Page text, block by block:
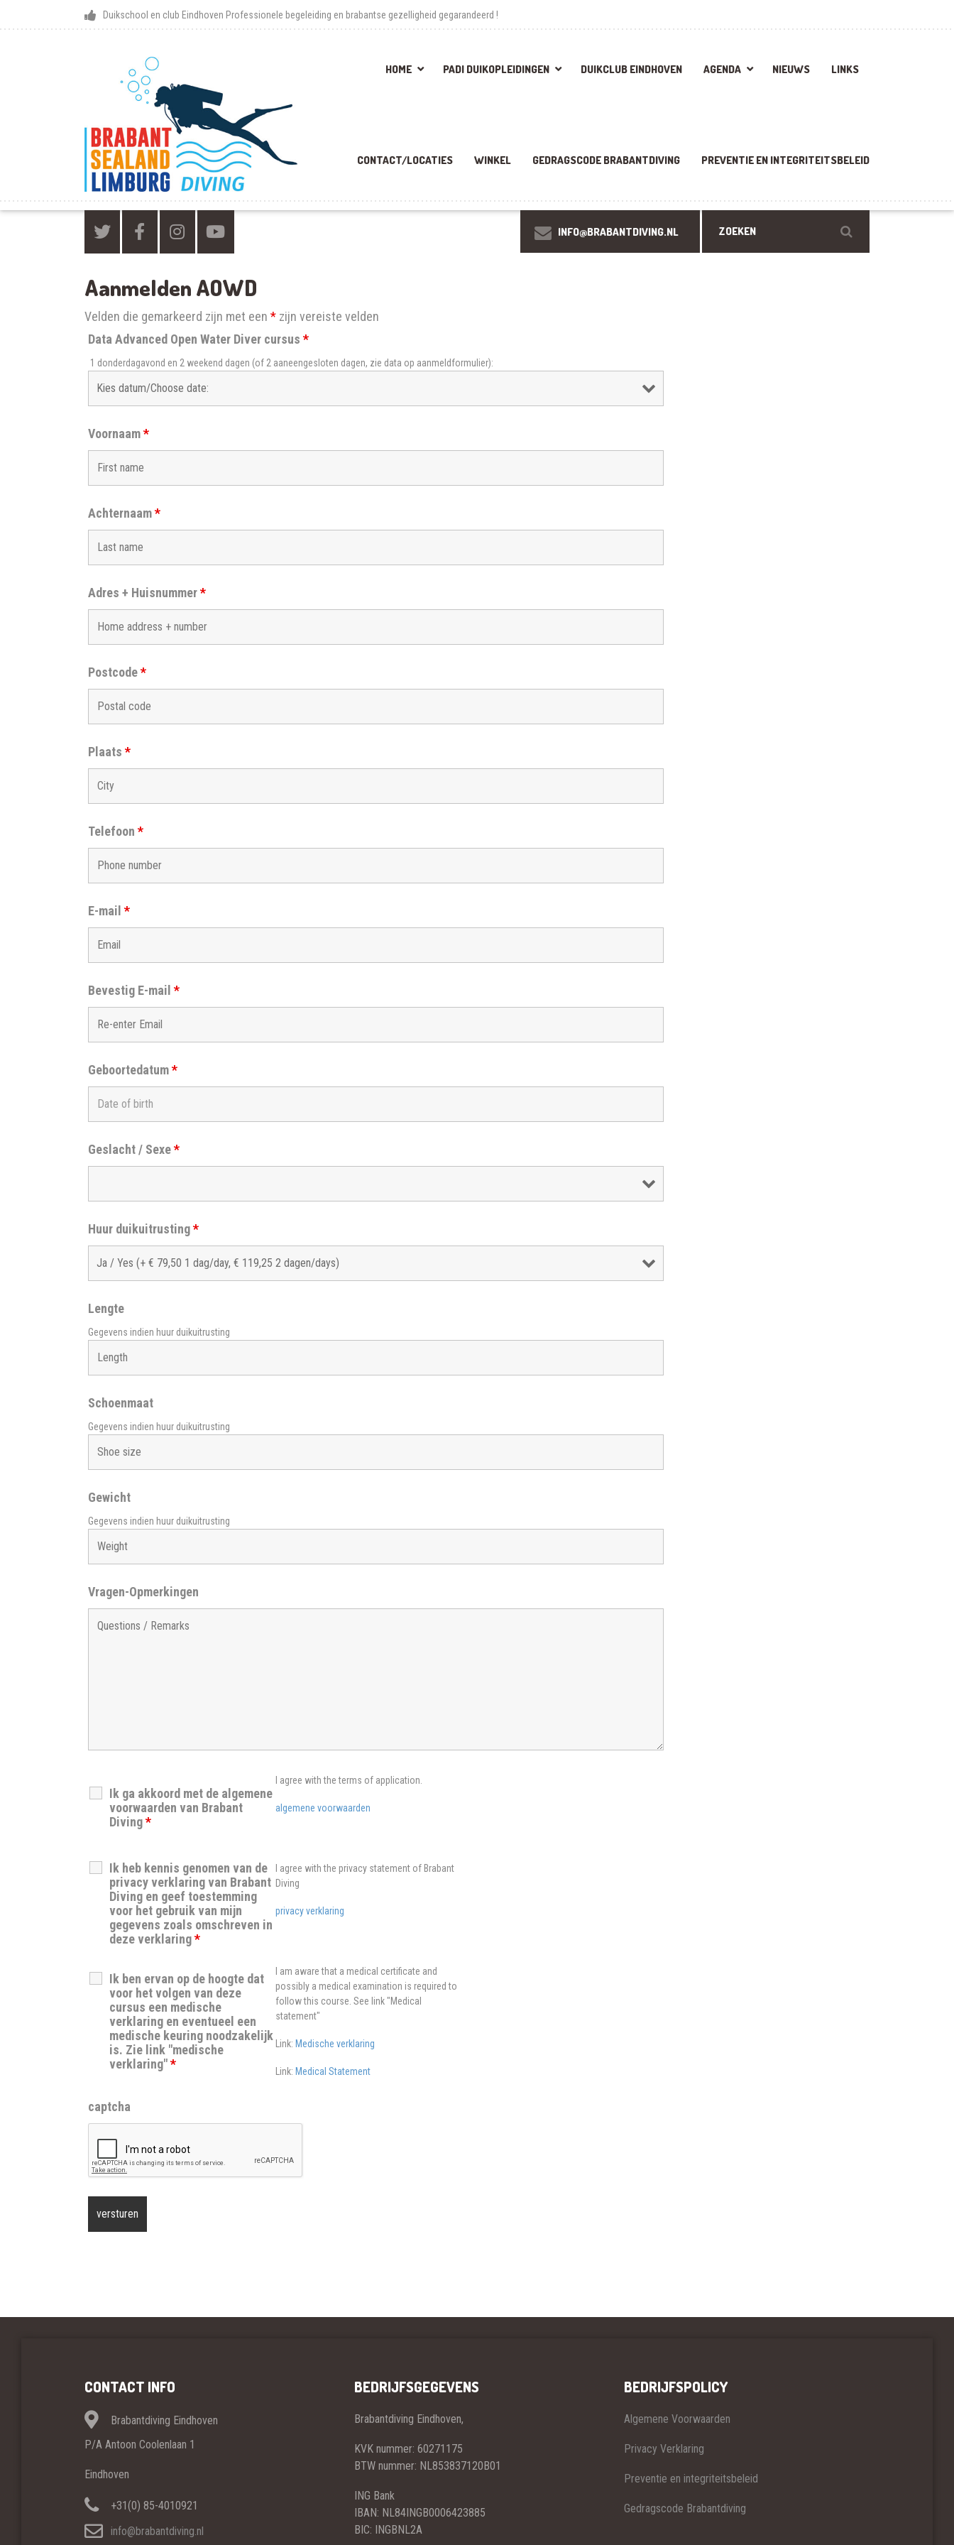
Duikschool en club Eindhoven Professionele begeleiding en brabantse gezelligheid gegarandeerd !
HOME PADI DUIKOPLEIDINGEN DUIKCLUB EINDHOVEN AGENDA NIEUWS LINKS
CONTACT/LOCATIES WINKEL GEDRAGSCODE BRABANTDIVING PREVENTIE EN INTEGRITEITSBELEID
INFO@BRABANTDIVING.NL
Aanmelden AOWD
Velden die gemarkeerd zijn met een *zijn vereiste velden
Data Advanced Open Water Diver cursus *
1 donderdagavond en 2 weekend dagen (of 2 aaneengesloten dagen, zie data op aanmeldformulier):
Voornaam*
Achternaam*
Adres + Huisnummer*
Postcode*
Plaats *
Telefoon *
E-mail *
Bevestig E-mail *
Geboortedatum*
Geslacht / Sexe*
Huur duikuitrusting*
Lengte
Gegevens indien huur duikuitrusting
Schoenmaat
Gegevens indien huur duikuitrusting
Gewicht
Gegevens indien huur duikuitrusting
Vragen-Opmerkingen
Ik ga akkoord met de algemene
voorwaarden van Brabant
Diving*
I agree with the terms of application.
algemene voorwaarden
Ik heb kennis genomen van de
privacy verklaring van Brabant
Diving en geef toestemming
voor het gebruik van mijn
gegevens zoals omschreven in
deze verklaring*
I agree with the privacy statement of Brabant
Diving
privacy verklaring
Ik ben ervan op de hoogte dat
voor het volgen van deze
cursus een medische
verklaring en eventueel een
medische keuring noodzakelijk
is. Zie link "medische
verklaring"*
I am aware that a medical certificate and
possibly a medical examination is required to
follow this course. See link "Medical
statement"
Link: Medische verklaring
Link: Medical Statement
captcha
CONTACT INFO
Brabantdiving Eindhoven
P/A Antoon Coolenlaan 1
Eindhoven
+31(0) 85-4010921
info@brabantdiving.nl
BEDRIJFSGEGEVENS
Brabantdiving Eindhoven,
KVK nummer: 60271175
BTW nummer: NL853837120B01
ING Bank
IBAN: NL84INGB0006423885
BIC: INGBNL2A
BEDRIJFSPOLICY
Algemene Voorwaarden
Privacy Verklaring
Preventie en integriteitsbeleid
Gedragscode Brabantdiving